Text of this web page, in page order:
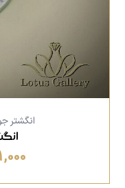
انگشتر